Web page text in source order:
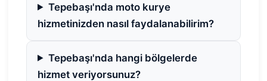
Tepebaşı'nda moto kurye
hizmetinizden nasıl faydalanabilirim?
Tepebaşı'nda hangi bölgelerde
hizmet veriyorsunuz?